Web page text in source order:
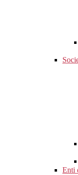
Enti